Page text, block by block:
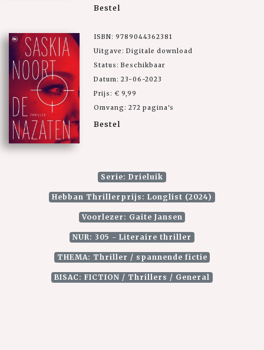
Bestel
ISBN: 9789044362381
Uitgave: Digitale download
Status: Beschikbaar
Datum: 23-06-2023
Prijs: € 9,99
Omvang: 272 pagina's
Bestel
Serie: Drieluik
Hebban Thrillerprijs: Longlist (2024)
Voorlezer: Gaite Jansen
NUR: 305 - Literaire thriller
THEMA: Thriller / spannende fictie
BISAC: FICTION / Thrillers / General